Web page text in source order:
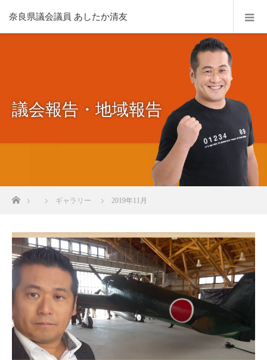
奈良県議会議員 あしたか清友
議会報告・地域報告
ギャラリー 2019年11月